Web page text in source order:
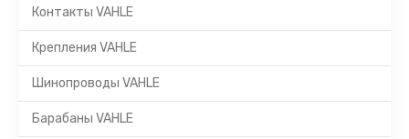
Контакты VAHLE
Крепления VAHLE
Шинопроводы VAHLE
Барабаны VAHLE